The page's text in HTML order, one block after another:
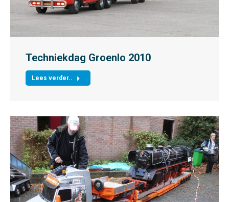
Techniekdag Groenlo 2010
Lees verder..